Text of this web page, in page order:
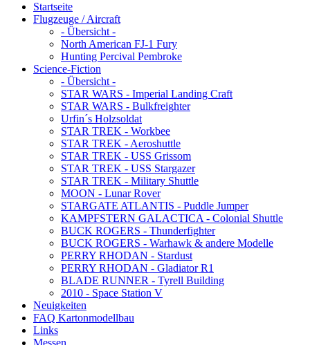
Startseite
Flugzeuge / Aircraft
- Übersicht -
North American FJ-1 Fury
Hunting Percival Pembroke
Science-Fiction
- Übersicht -
STAR WARS - Imperial Landing Craft
STAR WARS - Bulkfreighter
Urfin´s Holzsoldat
STAR TREK - Workbee
STAR TREK - Aeroshuttle
STAR TREK - USS Grissom
STAR TREK - USS Stargazer
STAR TREK - Military Shuttle
MOON - Lunar Rover
STARGATE ATLANTIS - Puddle Jumper
KAMPFSTERN GALACTICA - Colonial Shuttle
BUCK ROGERS - Thunderfighter
BUCK ROGERS - Warhawk & andere Modelle
PERRY RHODAN - Stardust
PERRY RHODAN - Gladiator R1
BLADE RUNNER - Tyrell Building
2010 - Space Station V
Neuigkeiten
FAQ Kartonmodellbau
Links
Messen